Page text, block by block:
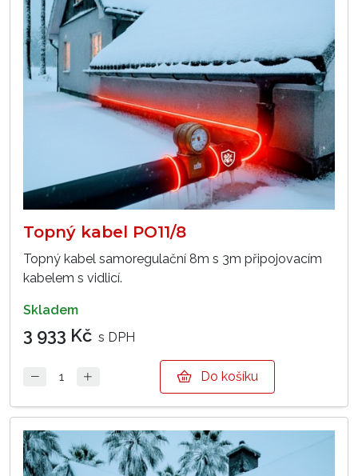
Topný kabel PO11/8
Topný kabel samoregulační 8m s 3m připojovacím
kabelem s vidlicí.
skladem
3 933 Kč s DPH
Do košíku